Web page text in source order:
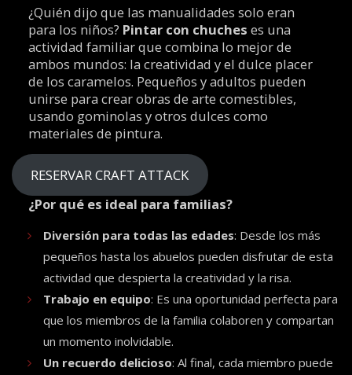
¿Quién dijo que las manualidades solo eran
para los niños? Pintar con chuches es una
actividad familiar que combina lo mejor de
ambos mundos: la creatividad y el dulce placer
de los caramelos. Pequeños y adultos pueden
unirse para crear obras de arte comestibles,
usando gominolas y otros dulces como
materiales de pintura.
RESERVAR CRAFT ATTACK
¿Por qué es ideal para familias?
Diversión para todas las edades: Desde los más
pequeños hasta los abuelos pueden disfrutar de esta
actividad que despierta la creatividad y la risa.
Trabajo en equipo: Es una oportunidad perfecta para
que los miembros de la familia colaboren y compartan
un momento inolvidable.
Un recuerdo delicioso: Al final, cada miembro puede